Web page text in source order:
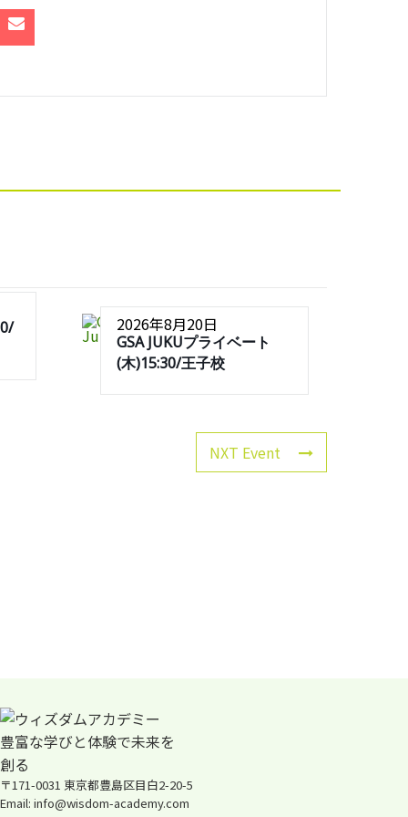
2026年8月20日
GSA JUKUプライベート
(木)15:30/王子校
NXT Event
〒171-0031 東京都豊島区目白2-20-5
Email: info@wisdom-academy.com